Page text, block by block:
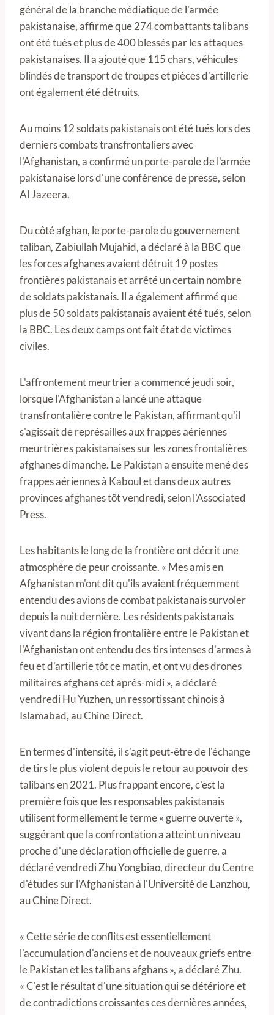
général de la branche médiatique de l'armée
pakistanaise, affirme que 274 combattants talibans
ont été tués et plus de 400 blessés par les attaques
pakistanaises. Il a ajouté que 115 chars, véhicules
blindés de transport de troupes et pièces d'artillerie
ont également été détruits.
Au moins 12 soldats pakistanais ont été tués lors des
derniers combats transfrontaliers avec
l'Afghanistan, a confirmé un porte-parole de l'armée
pakistanaise lors d'une conférence de presse, selon
Al Jazeera.
Du côté afghan, le porte-parole du gouvernement
taliban, Zabiullah Mujahid, a déclaré à la BBC que
les forces afghanes avaient détruit 19 postes
frontières pakistanais et arrêté un certain nombre
de soldats pakistanais. Il a également affirmé que
plus de 50 soldats pakistanais avaient été tués, selon
la BBC. Les deux camps ont fait état de victimes
civiles.
L'affrontement meurtrier a commencé jeudi soir,
lorsque l'Afghanistan a lancé une attaque
transfrontalière contre le Pakistan, affirmant qu'il
s'agissait de représailles aux frappes aériennes
meurtrières pakistanaises sur les zones frontalières
afghanes dimanche. Le Pakistan a ensuite mené des
frappes aériennes à Kaboul et dans deux autres
provinces afghanes tôt vendredi, selon l'Associated
Press.
Les habitants le long de la frontière ont décrit une
atmosphère de peur croissante. « Mes amis en
Afghanistan m'ont dit qu'ils avaient fréquemment
entendu des avions de combat pakistanais survoler
depuis la nuit dernière. Les résidents pakistanais
vivant dans la région frontalière entre le Pakistan et
l'Afghanistan ont entendu des tirs intenses d'armes à
feu et d'artillerie tôt ce matin, et ont vu des drones
militaires afghans cet après-midi », a déclaré
vendredi Hu Yuzhen, un ressortissant chinois à
Islamabad, au Chine Direct.
En termes d'intensité, il s'agit peut-être de l'échange
de tirs le plus violent depuis le retour au pouvoir des
talibans en 2021. Plus frappant encore, c'est la
première fois que les responsables pakistanais
utilisent formellement le terme « guerre ouverte »,
suggérant que la confrontation a atteint un niveau
proche d'une déclaration officielle de guerre, a
déclaré vendredi Zhu Yongbiao, directeur du Centre
d'études sur l'Afghanistan à l'Université de Lanzhou,
au Chine Direct.
« Cette série de conflits est essentiellement
l'accumulation d'anciens et de nouveaux griefs entre
le Pakistan et les talibans afghans », a déclaré Zhu.
« C'est le résultat d'une situation qui se détériore et
de contradictions croissantes ces dernières années,